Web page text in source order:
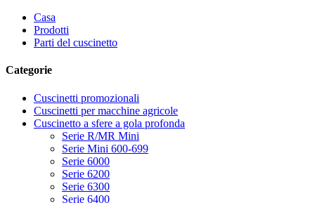
Casa
Prodotti
Parti del cuscinetto
Categorie
Cuscinetti promozionali
Cuscinetti per macchine agricole
Cuscinetto a sfere a gola profonda
Serie R/MR Mini
Serie Mini 600-699
Serie 6000
Serie 6200
Serie 6300
Serie 6400